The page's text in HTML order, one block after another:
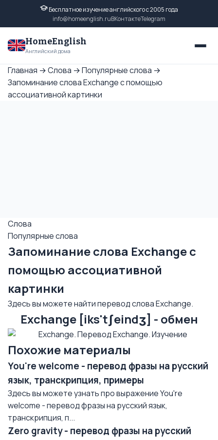
Бесплатное изучение английского с 2005 года
info@homeenglish.ruВКонтактеTelegram
HomeEnglish
Английский дома
Главная →Слова →Популярные слова →
Запоминание слова Exchange с помощью
ассоциативной картинки
Слова
Популярные слова
Запоминание слова Exchange с
помощью ассоциативной
картинки
Здесь вы можете найти перевод слова Exchange.
Exchange [iks'tʃeindʒ] - обмен
Похожие материалы
You're welcome - перевод фразы на русский
язык, транскрипция, примеры
Здесь вы можете узнать про выражение You're
welcome - перевод фразы на русский язык,
транскрипция, п...
Zero gravity - перевод фразы на русский